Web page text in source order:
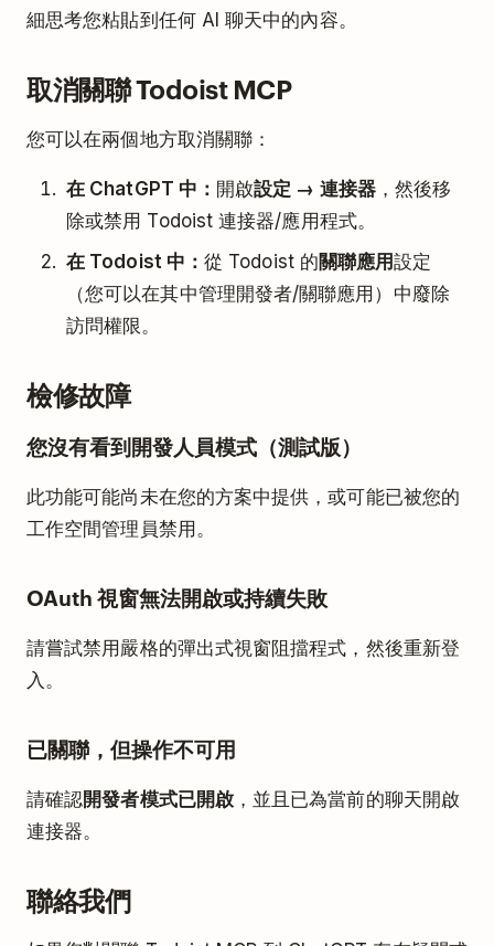
細思考您粘貼到任何 AI 聊天中的內容。
取消關聯 Todoist MCP
您可以在兩個地方取消關聯：
在 ChatGPT 中： 開啟設定 → 連接器，然後移
除或禁用 Todoist 連接器/應用程式。
在 Todoist 中：從 Todoist 的關聯應用設定
（您可以在其中管理開發者/關聯應用）中廢除
訪問權限。
檢修故障
您沒有看到開發人員模式（測試版）
此功能可能尚未在您的方案中提供，或可能已被您的
工作空間管理員禁用。
OAuth 視窗無法開啟或持續失敗
請嘗試禁用嚴格的彈出式視窗阻擋程式，然後重新登
入。
已關聯，但操作不可用
請確認開發者模式已開啟，並且已為當前的聊天開啟
連接器。
聯絡我們